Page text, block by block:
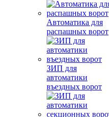
Автоматика для
распашных ворот
ЗИП для
автоматики
въездных ворот